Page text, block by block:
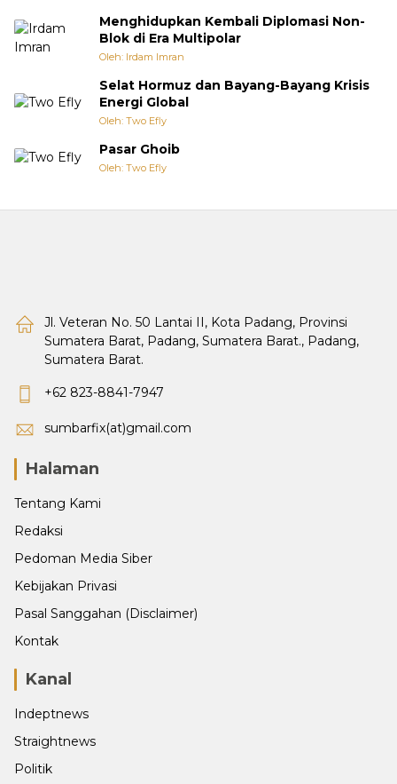
Menghidupkan Kembali Diplomasi Non-
Blok di Era Multipolar
Oleh: Irdam Imran
Selat Hormuz dan Bayang-Bayang Krisis
Energi Global
Oleh: Two Efly
Pasar Ghoib
Oleh: Two Efly
Jl. Veteran No. 50 Lantai II, Kota Padang, Provinsi
Sumatera Barat, Padang, Sumatera Barat., Padang,
Sumatera Barat.
+62 823-8841-7947
sumbarfix(at)gmail.com
Halaman
Tentang Kami
Redaksi
Pedoman Media Siber
Kebijakan Privasi
Pasal Sanggahan (Disclaimer)
Kontak
Kanal
Indeptnews
Straightnews
Politik